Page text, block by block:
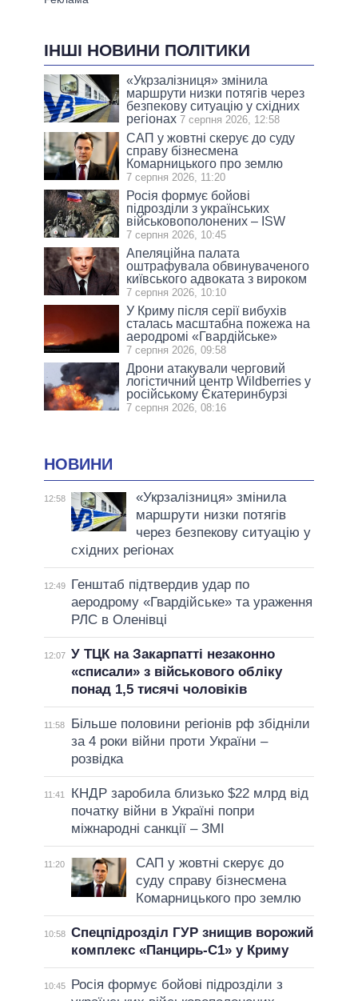
ІНШІ НОВИНИ ПОЛІТИКИ
«Укрзалізниця» змінила
маршрути низки потягів через
безпекову ситуацію у східних
регіонах 7 серпня 2026, 12:58
САП у жовтні скерує до суду
справу бізнесмена
Комарницького про землю
7 серпня 2026, 11:20
Росія формує бойові
підрозділи з українських
військовополонених – ISW
7 серпня 2026, 10:45
Апеляційна палата
оштрафувала обвинуваченого
київського адвоката з вироком
7 серпня 2026, 10:10
У Криму після серії вибухів
сталась масштабна пожежа на
аеродромі «Гвардійське»
7 серпня 2026, 09:58
Дрони атакували черговий
логістичний центр Wildberries у
російському Єкатеринбурзі
7 серпня 2026, 08:16
НОВИНИ
12:58
«Укрзалізниця» змінила
маршрути низки потягів
через безпекову ситуацію у
східних регіонах
12:49
Генштаб підтвердив удар по
аеродрому «Гвардійське» та ураження
РЛС в Оленівці
12:07 У ТЦК на Закарпатті незаконно
«списали» з військового обліку
понад 1,5 тисячі чоловіків
11:58
Більше половини регіонів рф збідніли
за 4 роки війни проти України –
розвідка
11:41
КНДР заробила близько $22 млрд від
початку війни в Україні попри
міжнародні санкції – ЗМІ
11:20
САП у жовтні скерує до
суду справу бізнесмена
Комарницького про землю
10:58 Спецпідрозділ ГУР знищив ворожий
комплекс «Панцирь-С1» у Криму
10:45
Росія формує бойові підрозділи з